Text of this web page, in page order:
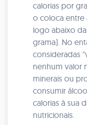
calorias por
o coloca entre
logo abaixo
grama). No
consideradas
nenhum valor
minerais ou
consumir
calorias à sua
nutricionais.